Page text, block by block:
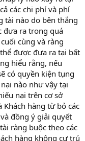
các chi phí và phí
tài nào do bên thắng
đưa ra trong quá
cùng và ràng
được đưa ra tại bất
hiểu rằng, nếu
có quyền kiện tụng
nào như vậy tại
nại trên cơ sở
hàng từ bỏ các
đồng ý giải quyết
ràng buộc theo các
hàng không cư trú